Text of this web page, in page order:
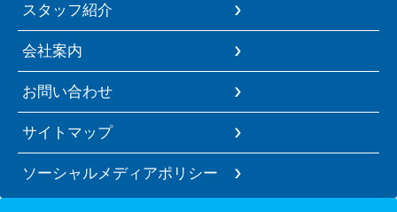
スタッフ紹介
会社案内
お問い合わせ
サイトマップ
ソーシャルメディアポリシー